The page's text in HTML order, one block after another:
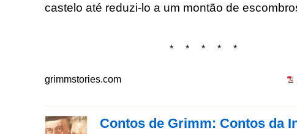
castelo até reduzi-lo a um montão de
* * * * *
grimmstories.com
Contos de Grimm: Contos da